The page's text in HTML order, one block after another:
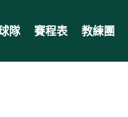
隊 賽程表 教練團